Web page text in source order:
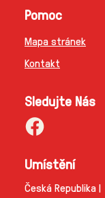
Pomoc
Mapa stránek
Kontakt
Sledujte Nás
Umístění
Česká Republika |